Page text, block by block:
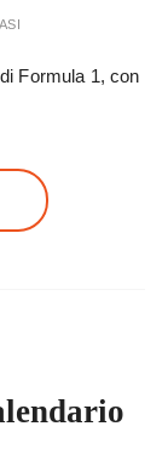
Formula 1, con